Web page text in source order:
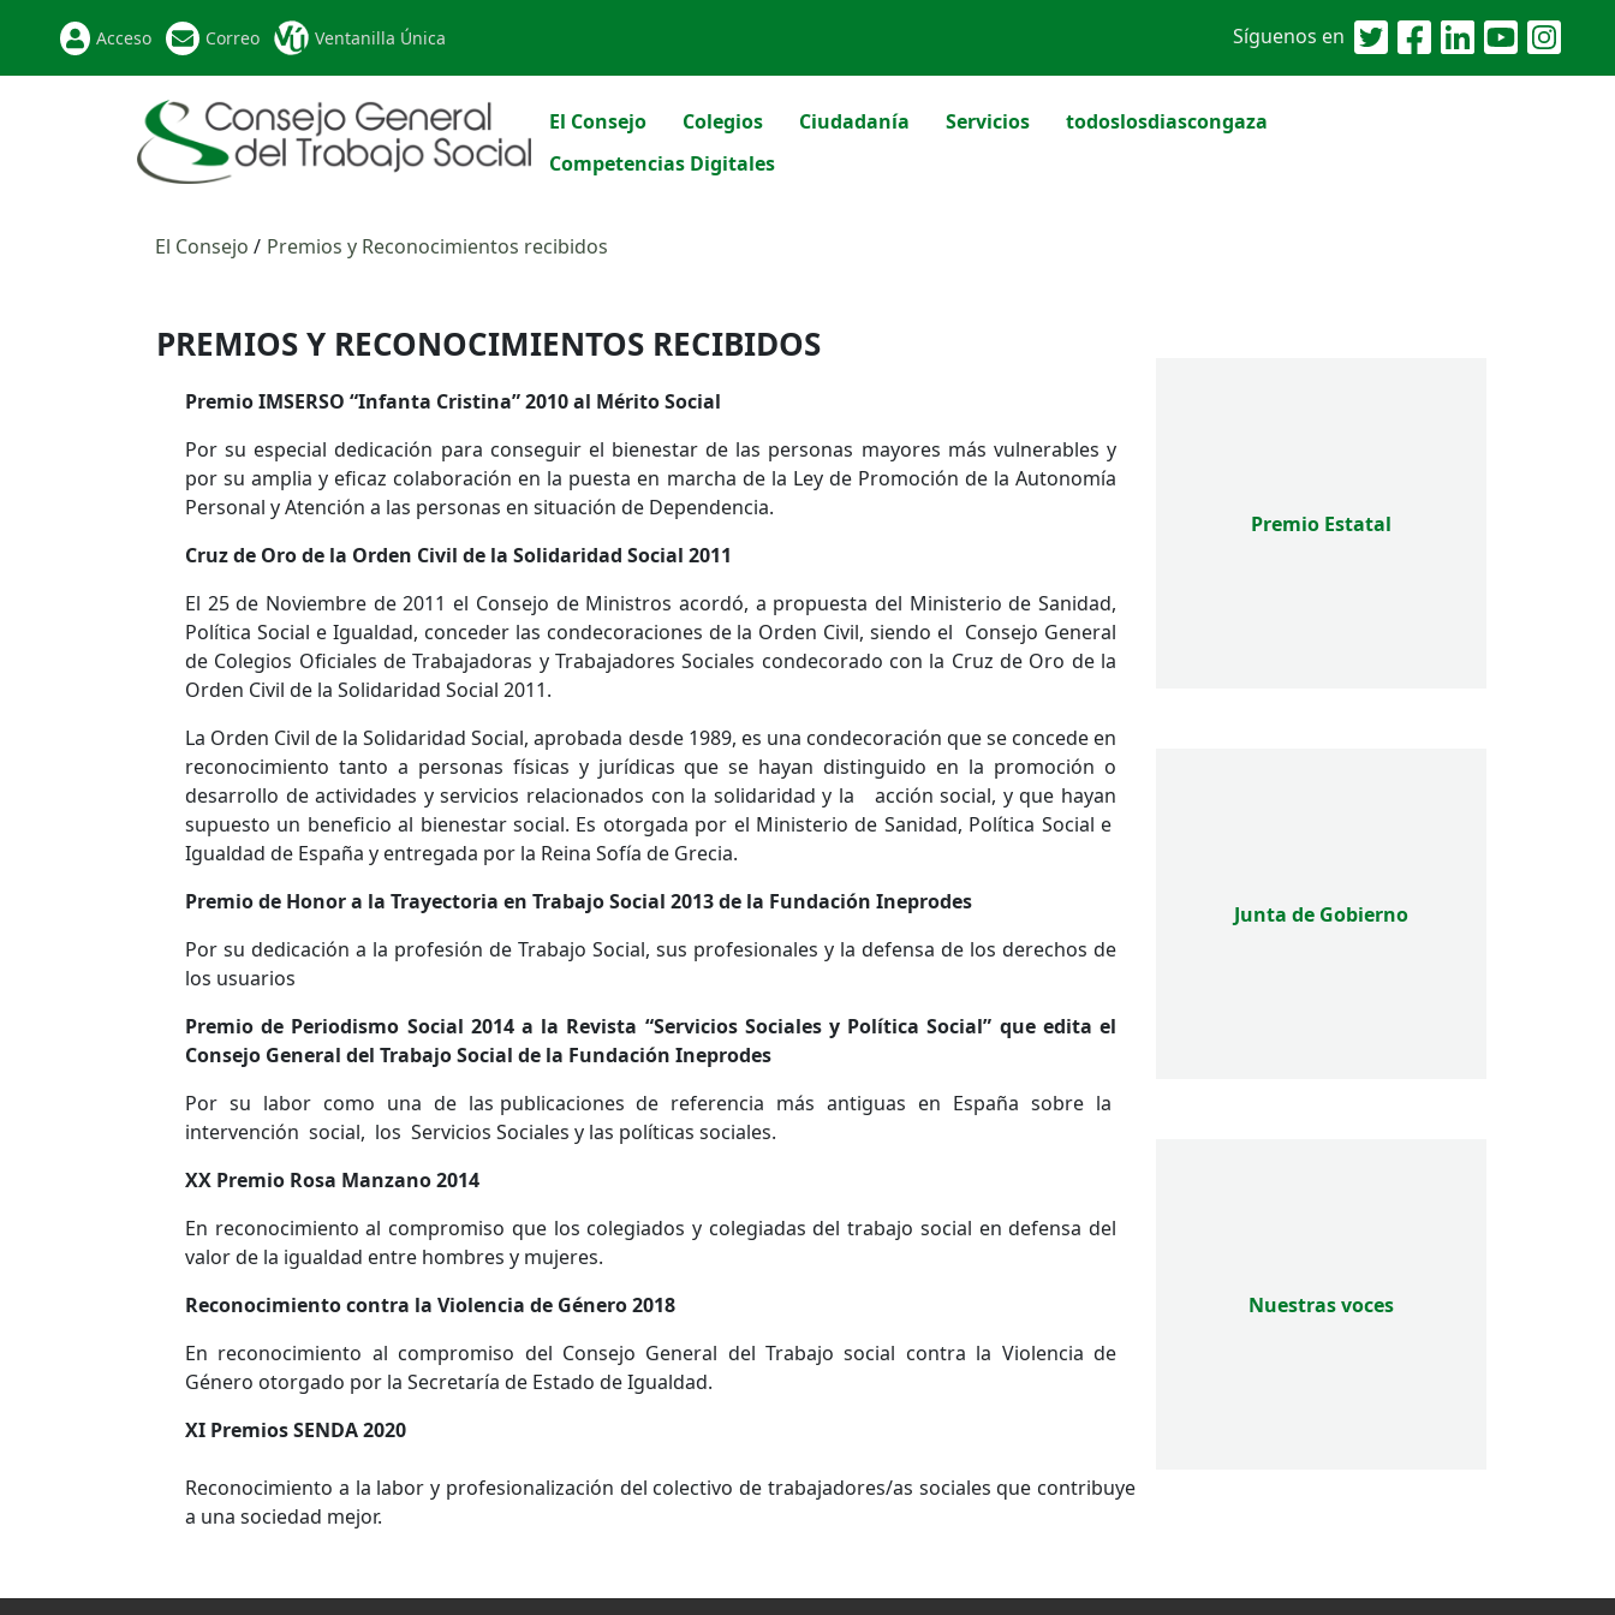
Acceso Correo Ventanilla Única Síguenos en
El Consejo Colegios Ciudadanía Servicios
todoslosdiascongaza
Competencias Digitales
El Consejo Premios y Reconocimientos recibidos
PREMIOS Y RECONOCIMIENTOS RECIBIDOS
Premio IMSERSO “Infanta Cristina” 2010 al Mérito Social
Por su especial dedicación para conseguir el bienestar de las personas mayores más vulnerables y
por su amplia y eficaz colaboración en la puesta en marcha de la Ley de Promoción de la Autonomía
Personal y Atención a las personas en situación de Dependencia.
Cruz de Oro de la Orden Civil de la Solidaridad Social 2011
El 25 de Noviembre de 2011 el Consejo de Ministros acordó, a propuesta del Ministerio de Sanidad,
Política Social e Igualdad, conceder las condecoraciones de la Orden Civil, siendo el Consejo General
de Colegios Oficiales de Trabajadoras y Trabajadores Sociales condecorado con la Cruz de Oro de la
Orden Civil de la Solidaridad Social 2011.
La Orden Civil de la Solidaridad Social, aprobada desde 1989, es una condecoración que se concede en
reconocimiento tanto a personas físicas y jurídicas que se hayan distinguido en la promoción o
desarrollo de actividades y servicios relacionados con la solidaridad y la acción social, y que hayan
supuesto un beneficio al bienestar social. Es otorgada por el Ministerio de Sanidad, Política Social e
Igualdad de España y entregada por la Reina Sofía de Grecia.
Premio de Honor a la Trayectoria en Trabajo Social 2013 de la Fundación Ineprodes
Por su dedicación a la profesión de Trabajo Social, sus profesionales y la defensa de los derechos de
los usuarios
Premio de Periodismo Social 2014 a la Revista “Servicios Sociales y Política Social” que edita el
Consejo General del Trabajo Social de la Fundación Ineprodes
Por su labor como una de las publicaciones de referencia más antiguas en España sobre la
intervención social, los Servicios Sociales y las políticas sociales.
XX Premio Rosa Manzano 2014
En reconocimiento al compromiso que los colegiados y colegiadas del trabajo social en defensa del
valor de la igualdad entre hombres y mujeres.
Reconocimiento contra la Violencia de Género 2018
En reconocimiento al compromiso del Consejo General del Trabajo social contra la Violencia de
Género otorgado por la Secretaría de Estado de Igualdad.
XI Premios SENDA 2020
Reconocimiento a la labor y profesionalización del colectivo de trabajadores/as sociales que contribuye
a una sociedad mejor.
Premio Estatal
Junta de Gobierno
Nuestras voces